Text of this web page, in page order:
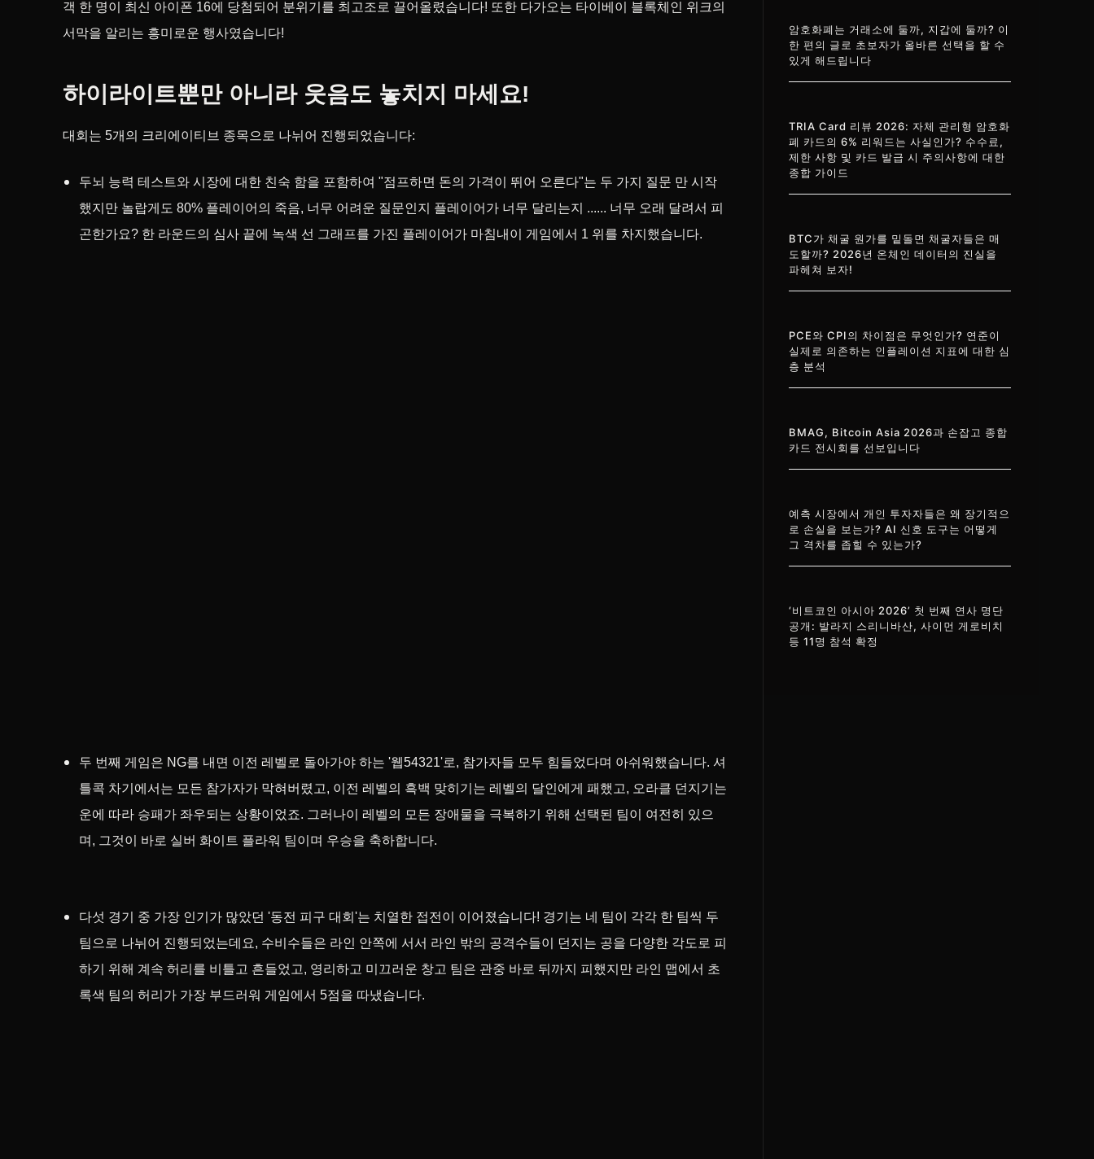
객 한 명이 최신 아이폰 16에 당첨되어 분위기를 최고조로 끌어올렸습니다! 또한 다가오는 타이베이 블록체인 위크의
서막을 알리는 흥미로운 행사였습니다!
하이라이트뿐만 아니라 웃음도 놓치지 마세요!
대회는 5개의 크리에이티브 종목으로 나뉘어 진행되었습니다:
두뇌 능력 테스트와 시장에 대한 친숙 함을 포함하여 "점프하면 돈의 가격이 뛰어 오른다"는 두 가지 질문 만 시작
했지만 놀랍게도 80% 플레이어의 죽음, 너무 어려운 질문인지 플레이어가 너무 달리는지 ...... 너무 오래 달려서 피
곤한가요? 한 라운드의 심사 끝에 녹색 선 그래프를 가진 플레이어가 마침내이 게임에서 1 위를 차지했습니다.
두 번째 게임은 NG를 내면 이전 레벨로 돌아가야 하는 '웹54321'로, 참가자들 모두 힘들었다며 아쉬워했습니다. 셔
틀콕 차기에서는 모든 참가자가 막혀버렸고, 이전 레벨의 흑백 맞히기는 레벨의 달인에게 패했고, 오라클 던지기는
운에 따라 승패가 좌우되는 상황이었죠. 그러나이 레벨의 모든 장애물을 극복하기 위해 선택된 팀이 여전히 있으
며, 그것이 바로 실버 화이트 플라워 팀이며 우승을 축하합니다.
다섯 경기 중 가장 인기가 많았던 '동전 피구 대회'는 치열한 접전이 이어졌습니다! 경기는 네 팀이 각각 한 팀씩 두
팀으로 나뉘어 진행되었는데요, 수비수들은 라인 안쪽에 서서 라인 밖의 공격수들이 던지는 공을 다양한 각도로 피
하기 위해 계속 허리를 비틀고 흔들었고, 영리하고 미끄러운 창고 팀은 관중 바로 뒤까지 피했지만 라인 맵에서 초
록색 팀의 허리가 가장 부드러워 게임에서 5점을 따냈습니다.
암호화폐는 거래소에 둘까, 지갑에 둘까? 이
한 편의 글로 초보자가 올바른 선택을 할 수
있게 해드립니다
TRIA Card 리뷰 2026: 자체 관리형 암호화
폐 카드의 6% 리워드는 사실인가? 수수료,
제한 사항 및 카드 발급 시 주의사항에 대한
종합 가이드
BTC가 채굴 원가를 밑돌면 채굴자들은 매
도할까? 2026년 온체인 데이터의 진실을
파헤쳐 보자!
PCE와 CPI의 차이점은 무엇인가? 연준이
실제로 의존하는 인플레이션 지표에 대한 심
층 분석
BMAG, Bitcoin Asia 2026과 손잡고 종합
카드 전시회를 선보입니다
예측 시장에서 개인 투자자들은 왜 장기적으
로 손실을 보는가? AI 신호 도구는 어떻게
그 격차를 좁힐 수 있는가?
‘비트코인 아시아 2026’ 첫 번째 연사 명단
공개: 발라지 스리니바산, 사이먼 게로비치
등 11명 참석 확정